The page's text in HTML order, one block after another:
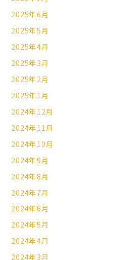
2025年6月
2025年5月
2025年4月
2025年3月
2025年2月
2025年1月
2024年12月
2024年11月
2024年10月
2024年9月
2024年8月
2024年7月
2024年6月
2024年5月
2024年4月
2024年3月